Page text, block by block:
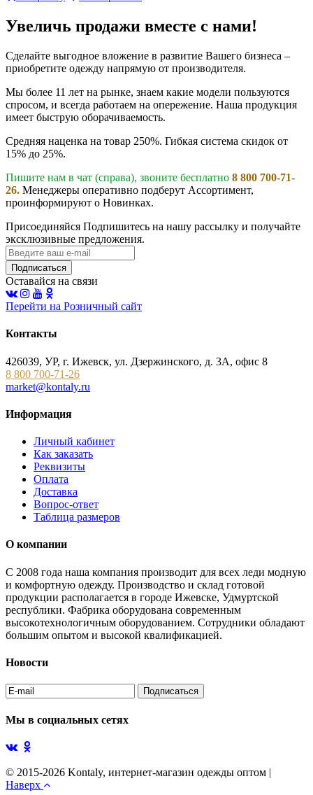
Увеличь продажи вместе с нами!
Сделайте выгодное вложение в развитие Вашего бизнеса –
приобретите одежду напрямую от производителя.
Мы более 11 лет на рынке, знаем какие модели пользуются
спросом, и всегда работаем на опережение. Наша продукция
имеет быструю оборачиваемость.
Средняя наценка на товар 250%. Гибкая система скидок от
15% до 25%.
Пишите нам в чат (справа), звоните бесплатно 8 800 700-71-
26. Менеджеры оперативно подберут Ассортимент,
проинформируют о Новинках.
Присоединяйся Подпишитесь на нашу рассылку и получайте
эксклюзивные предложения.
Подписаться
Оставайся на связи
Перейти на Розничный сайт
Контакты
426039, УР, г. Ижевск, ул. Дзержинского, д. 3А, офис 8
8 800 700-71-26
market@kontaly.ru
Информация
Личный кабинет
Как заказать
Реквизиты
Оплата
Доставка
Вопрос-ответ
Таблица размеров
О компании
С 2008 года наша компания производит для всех леди модную
и комфортную одежду. Производство и склад готовой
продукции располагается в городе Ижевске, Удмуртской
республики. Фабрика оборудована современным
высокотехнологичным оборудованием. Сотрудники обладают
большим опытом и высокой квалификацией.
Новости
Мы в социальных сетях
© 2015-2026 Kontaly, интернет-магазин одежды оптом |
Наверх